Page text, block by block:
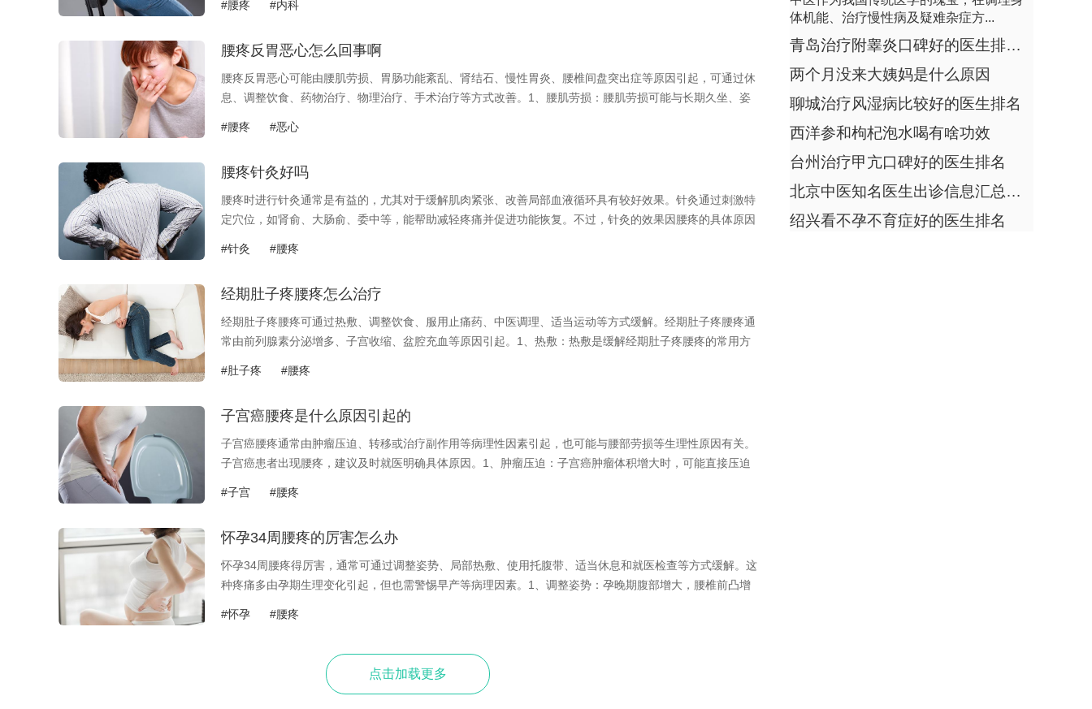
#腰疼 #内科
腰疼反胃恶心怎么回事啊
腰疼反胃恶心可能由腰肌劳损、胃肠功能紊乱、肾结石、慢性胃炎、腰椎间盘突出症等原因引起，可通过休
息、调整饮食、药物治疗、物理治疗、手术治疗等方式改善。1、腰肌劳损：腰肌劳损可能与长期久坐、姿
#腰疼 #恶心
腰疼针灸好吗
腰疼时进行针灸通常是有益的，尤其对于缓解肌肉紧张、改善局部血液循环具有较好效果。针灸通过刺激特
定穴位，如肾俞、大肠俞、委中等，能帮助减轻疼痛并促进功能恢复。不过，针灸的效果因腰疼的具体原因
#针灸 #腰疼
经期肚子疼腰疼怎么治疗
经期肚子疼腰疼可通过热敷、调整饮食、服用止痛药、中医调理、适当运动等方式缓解。经期肚子疼腰疼通
常由前列腺素分泌增多、子宫收缩、盆腔充血等原因引起。1、热敷：热敷是缓解经期肚子疼腰疼的常用方
#肚子疼 #腰疼
子宫癌腰疼是什么原因引起的
子宫癌腰疼通常由肿瘤压迫、转移或治疗副作用等病理性因素引起，也可能与腰部劳损等生理性原因有关。
子宫癌患者出现腰疼，建议及时就医明确具体原因。1、肿瘤压迫：子宫癌肿瘤体积增大时，可能直接压迫
#子宫 #腰疼
怀孕34周腰疼的厉害怎么办
怀孕34周腰疼得厉害，通常可通过调整姿势、局部热敷、使用托腹带、适当休息和就医检查等方式缓解。这
种疼痛多由孕期生理变化引起，但也需警惕早产等病理因素。1、调整姿势：孕晚期腹部增大，腰椎前凸增
#怀孕 #腰疼
点击加载更多
理，通常由劳累过...
肾虚引起的腰疼有哪些症状
回答：肾虚引起的腰疼症状按进展可分为
力等表现。1、...
胆结石会不会引起腰疼
回答：胆结石多数情况不会引起腰疼，疼
痛多位于右上腹，少数特殊情况可放射至
为什么婴儿屁股有青块
剖腹产月子里腰酸背痛怎么回事
3岁宝宝咳嗽发烧怎么办嘛
神经性耳鸣有啥最简单的方法
怀孕初期出血孩子能保得住吗
子宫萎缩吃什么调理最快
耳朵呼吸时有声音怎么回事
体机能、治疗慢性病及疑难杂症方...
青岛治疗附睾炎口碑好的医生排行榜
两个月没来大姨妈是什么原因
聊城治疗风湿病比较好的医生排名
西洋参和枸杞泡水喝有啥功效
台州治疗甲亢口碑好的医生排名
北京中医知名医生出诊信息汇总，节假日门诊安排一览
绍兴看不孕不育症好的医生排名